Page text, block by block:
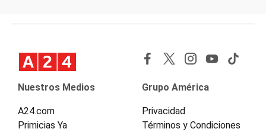
Nuestros Medios
A24.com
Primicias Ya
Grupo América
Privacidad
Términos y Condiciones